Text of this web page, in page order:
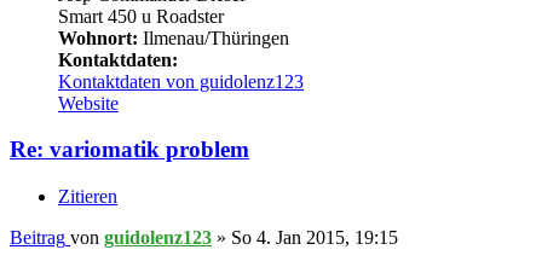
Smart 450 u Roadster
Wohnort: Ilmenau/Thüringen
Kontaktdaten:
Kontaktdaten von guidolenz123
Website
Re: variomatik problem
Zitieren
Beitrag von guidolenz123 » So 4. Jan 2015, 19:15